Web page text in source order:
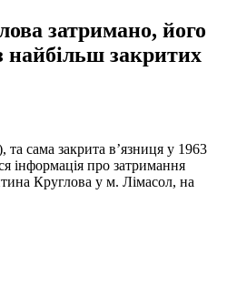
затримано, його
найбільш закритих
сама закрита в’язниця у 1963
інформація про затримання
Круглова у м. Лімасол, на